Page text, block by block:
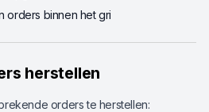
orders binnen het gri
herstellen
orders te herstellen: